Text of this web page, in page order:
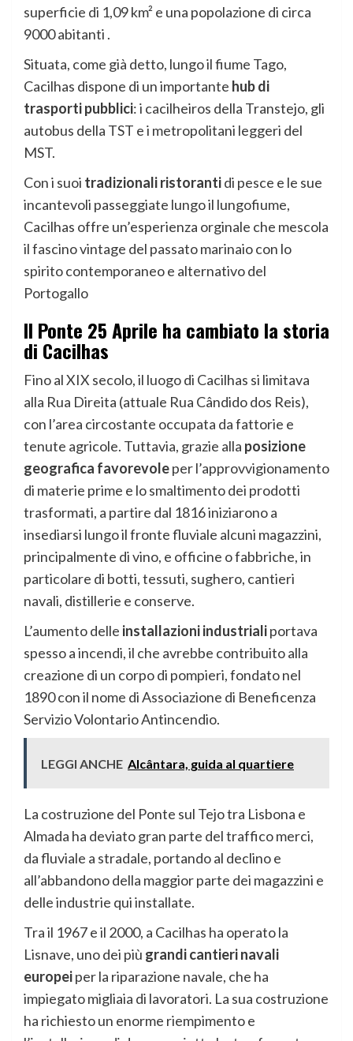
superficie di 1,09 km² e una popolazione di circa
9000 abitanti .
Situata, come già detto, lungo il fiume Tago,
Cacilhas dispone di un importante hub di
trasporti pubblici: i cacilheiros della Transtejo, gli
autobus della TST e i metropolitani leggeri del
MST.
Con i suoi tradizionali ristorantidi pesce e le sue
incantevoli passeggiate lungo il lungofiume,
Cacilhas offre un’esperienza orginale che mescola
il fascino vintage del passato marinaio con lo
spirito contemporaneo e alternativo del
Portogallo
Il Ponte 25 Aprile ha cambiato la storia
di Cacilhas
Fino al XIX secolo, il luogo di Cacilhas si limitava
alla Rua Direita (attuale Rua Cândido dos Reis),
con l’area circostante occupata da fattorie e
tenute agricole. Tuttavia, grazie alla posizione
geografica favorevoleper l’approvvigionamento
di materie prime e lo smaltimento dei prodotti
trasformati, a partire dal 1816 iniziarono a
insediarsi lungo il fronte fluviale alcuni magazzini,
principalmente di vino, e officine o fabbriche, in
particolare di botti, tessuti, sughero, cantieri
navali, distillerie e conserve.
L’aumento delle installazioni industrialiportava
spesso a incendi, il che avrebbe contribuito alla
creazione di un corpo di pompieri, fondato nel
1890 con il nome di Associazione di Beneficenza
Servizio Volontario Antincendio.
LEGGI ANCHE Alcântara, guida al quartiere
La costruzione del Ponte sul Tejo tra Lisbona e
Almada ha deviato gran parte del traffico merci,
da fluviale a stradale, portando al declino e
all’abbandono della maggior parte dei magazzini e
delle industrie qui installate.
Tra il 1967 e il 2000, a Cacilhas ha operato la
Lisnave, uno dei più grandi cantieri navali
europeiper la riparazione navale, che ha
impiegato migliaia di lavoratori. La sua costruzione
ha richiesto un enorme riempimento e